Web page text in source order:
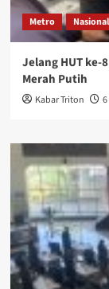
Metro Nasional
Jelang HUT ke-
Merah Putih
Kabar Triton